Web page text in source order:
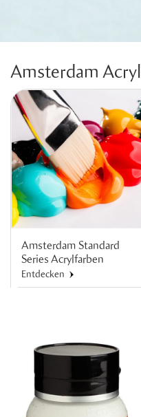
Amsterdam
Amsterdam Standard
Series Acrylfarben
Entdecken